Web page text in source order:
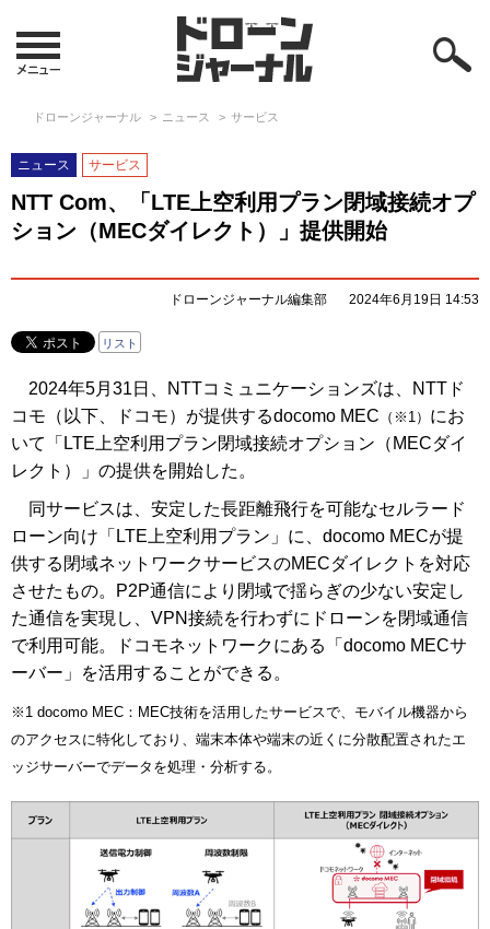
ドローンジャーナル ニュース サービス
ニュース サービス
NTT Com、「LTE上空利用プラン閉域接続オプ
ション（MECダイレクト）」提供開始
ドローンジャーナル編集部 2024年6月19日 14:53
リスト
2024年5月31日、NTTコミュニケーションズは、NTTド
コモ（以下、ドコモ）が提供するdocomo MEC （※1） にお
いて「LTE上空利用プラン閉域接続オプション（MECダイ
レクト）」の提供を開始した。
同サービスは、安定した長距離飛行を可能なセルラード
ローン向け「LTE上空利用プラン」に、docomo MECが提
供する閉域ネットワークサービスのMECダイレクトを対応
させたもの。P2P通信により閉域で揺らぎの少ない安定し
た通信を実現し、VPN接続を行わずにドローンを閉域通信
で利用可能。ドコモネットワークにある「docomo MECサ
ーバー」を活用することができる。
※1 docomo MEC：MEC技術を活用したサービスで、モバイル機器から
のアクセスに特化しており、端末本体や端末の近くに分散配置されたエ
ッジサーバーでデータを処理・分析する。